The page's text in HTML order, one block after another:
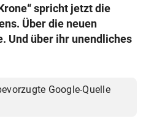
spricht jetzt die
Über die neuen
Und über ihr unendliches
Google-Quelle